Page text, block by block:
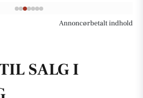
Annoncørbetalt indhold
SALG I